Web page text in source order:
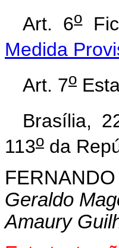
Art. 6o
Medida
Art. 7o
Brasília,
113o da
Geraldo
Amaury